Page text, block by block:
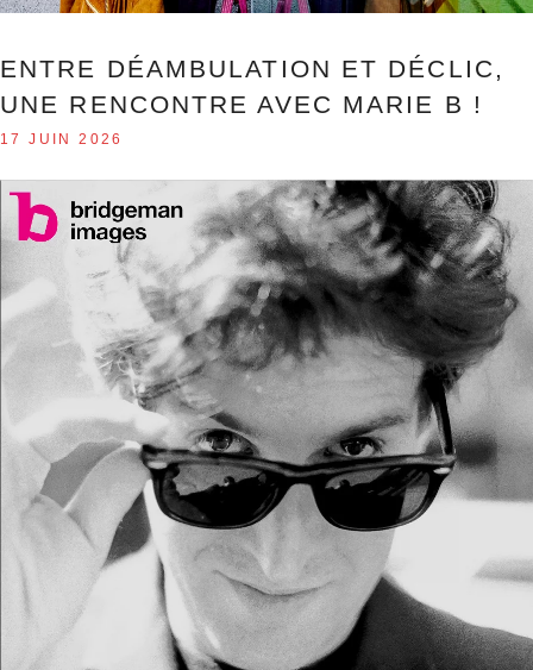
ENTRE DÉAMBULATION ET DÉCLIC,
UNE RENCONTRE AVEC MARIE B !
17 JUIN 2026